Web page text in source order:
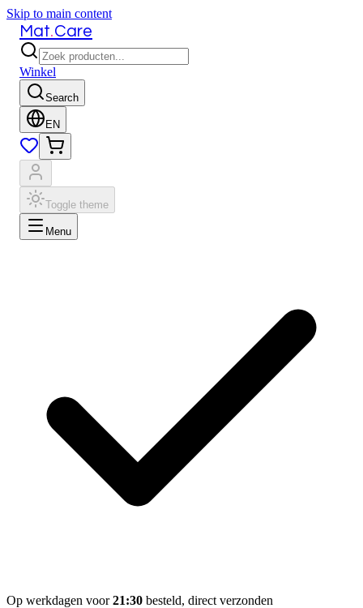
Skip to main content
Mat.Care
Winkel
Search
EN
Toggle theme
Menu
Op werkdagen voor21:30 besteld, direct verzonden